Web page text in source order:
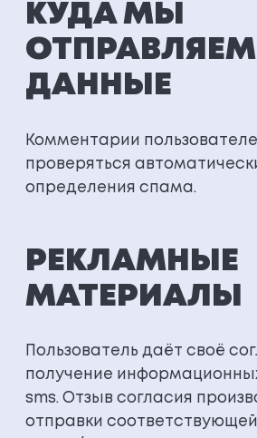
КУДА МЫ
ДАННЫЕ
Комментарии
проверяться
определения спама.
РЕКЛАМНЫЕ
МАТЕРИАЛЫ
Пользователь даёт своё
получение
sms. Отзыв согласия
отправки соответствующей